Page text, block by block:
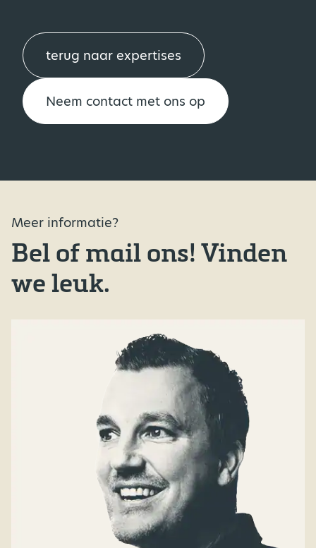
terug naar expertises
Neem contact met ons op
Meer informatie?
Bel of mail ons! Vinden
we leuk.